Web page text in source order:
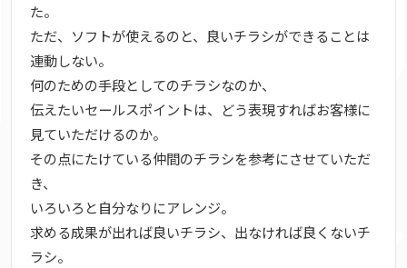
た。
ただ、ソフトが使えるのと、良いチラシができることは
連動しない。
何のための手段としてのチラシなのか、
伝えたいセールスポイントは、どう表現すればお客様に
見ていただけるのか。
その点にたけている仲間のチラシを参考にさせていただ
き、
いろいろと自分なりにアレンジ。
求める成果が出れば良いチラシ、出なければ良くないチ
ラシ。